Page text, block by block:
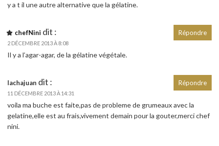
y a t il une autre alternative que la gélatine.
chefNini dit :
2 DÉCEMBRE 2013 À 8:08
Il y a l’agar-agar, de la gélatine végétale.
Répondre
lachajuan dit :
11 DÉCEMBRE 2013 À 14:31
voila ma buche est faite,pas de probleme de grumeaux avec la
gelatine,elle est au frais,vivement demain pour la gouter,merci chef
nini.
Répondre